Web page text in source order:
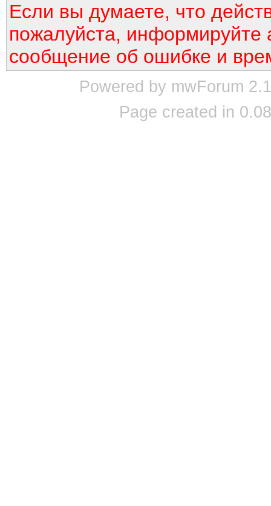
Если вы думаете, что
пожалуйста, информируйте
сообщение об ошибке и
Powered by mwForum
Page created in